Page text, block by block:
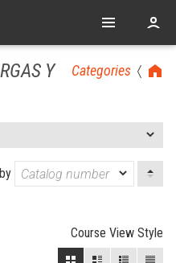
Categories
Y
Course View Style